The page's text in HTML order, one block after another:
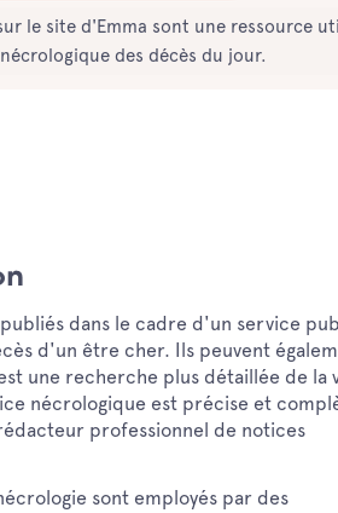
le site d'Emma sont une ressource
des décès du jour.
dans le cadre d'un service
d'un être cher. Ils peuvent
une recherche plus détaillée de la
nécrologique est précise et
professionnel de notices
sont employés par des